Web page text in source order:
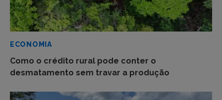
ECONOMIA
Como o crédito rural pode conter o
desmatamento sem travar a produção